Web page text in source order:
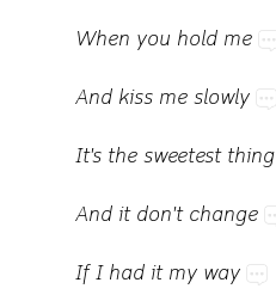
When​you​hold​me
And​kiss​me​slowly
It's​the​sweetest​thing
And​it​don't​change
If​I​had​it​my​way